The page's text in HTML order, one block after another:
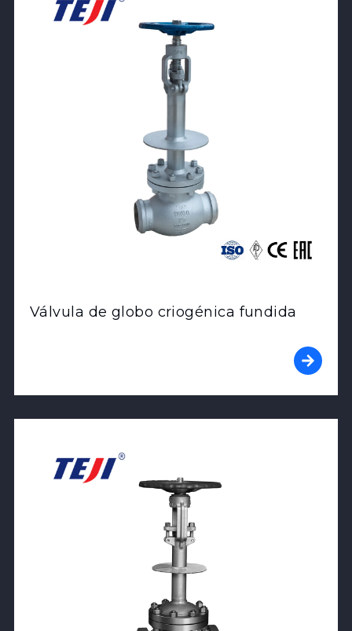
Válvula de globo criogénica fundida